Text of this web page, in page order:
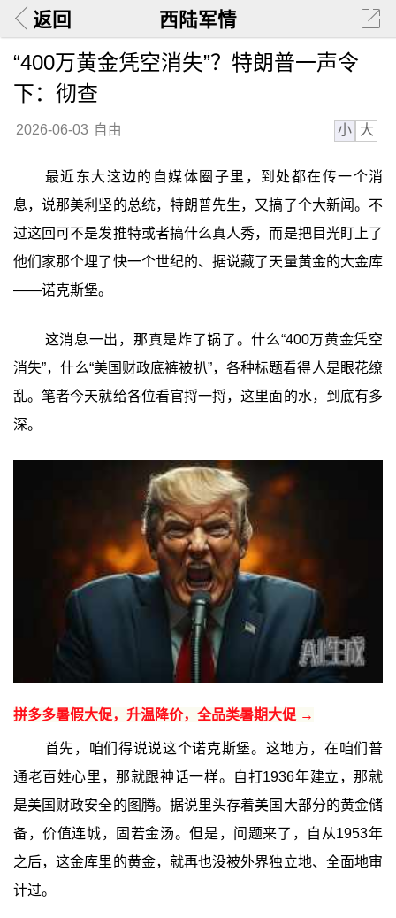
返回 西陆军情
“400万黄金凭空消失”？特朗普一声令
下：彻查
2026-06-03 自由 小 大
最近东大这边的自媒体圈子里，到处都在传一个消
息，说那美利坚的总统，特朗普先生，又搞了个大新闻。不
过这回可不是发推特或者搞什么真人秀，而是把目光盯上了
他们家那个埋了快一个世纪的、据说藏了天量黄金的大金库
——诺克斯堡。
这消息一出，那真是炸了锅了。什么“400万黄金凭空
消失”，什么“美国财政底裤被扒”，各种标题看得人是眼花缭
乱。笔者今天就给各位看官捋一捋，这里面的水，到底有多
深。
拼多多暑假大促，升温降价，全品类暑期大促 →
首先，咱们得说说这个诺克斯堡。这地方，在咱们普
通老百姓心里，那就跟神话一样。自打1936年建立，那就
是美国财政安全的图腾。据说里头存着美国大部分的黄金储
备，价值连城，固若金汤。但是，问题来了，自从1953年
之后，这金库里的黄金，就再也没被外界独立地、全面地审
计过。